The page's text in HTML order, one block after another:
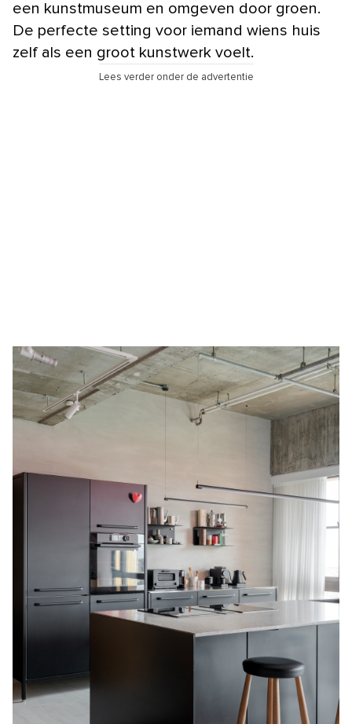
een kunstmuseum en omgeven door groen.
De perfecte setting voor iemand wiens huis
zelf als een groot kunstwerk voelt.
Lees verder onder de advertentie
van
10